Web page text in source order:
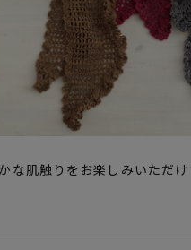
肌触りをお楽しみいただ